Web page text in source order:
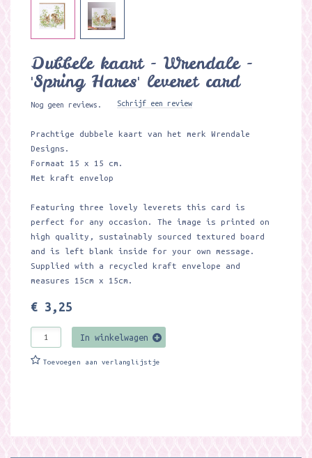
Dubbele kaart - Wrendale -
'Spring Hares' leveret card
Nog geen reviews. Schrijf een review
Prachtige dubbele kaart van het merk Wrendale
Designs.
Formaat 15 x 15 cm.
Met kraft envelop
Featuring three lovely leverets this card is
perfect for any occasion. The image is printed on
high quality, sustainably sourced textured board
and is left blank inside for your own message.
Supplied with a recycled kraft envelope and
measures 15cm x 15cm.
€ 3,25
In winkelwagen
Toevoegen aan verlanglijstje